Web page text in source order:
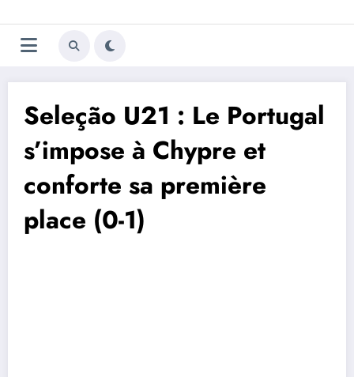
au
contenu
Trivela
L'actualité du football
Seleção U21 : Le Portugal
s’impose à Chypre et
conforte sa première
place (0-1)